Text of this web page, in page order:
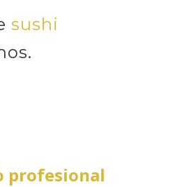
sushi
profesional